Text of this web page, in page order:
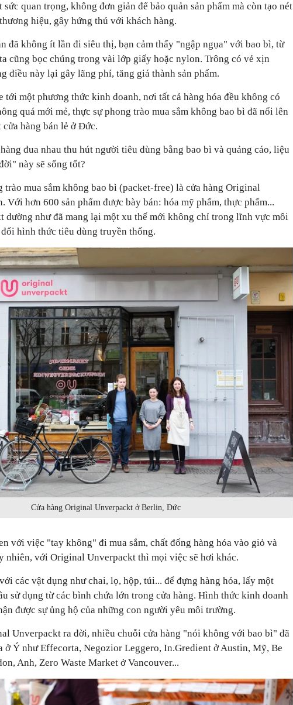
quan trọng, không đơn giản để bảo quản sản phẩm mà còn tạo nét
hiệu, gây hứng thú với khách hàng.
đã không ít lần đi siêu thị, bạn cảm thấy "ngập ngụa" với bao bì, từ
cũng bọc chúng trong vài lớp giấy hoặc nylon. Trông có vẻ xịn
điều này lại gây lãng phí, tăng giá thành sản phẩm.
tới một phương thức kinh doanh, nơi tất cả hàng hóa đều không có
quá mới mẻ, thực sự phong trào mua sắm không bao bì đã nổi lên
hàng bán lẻ ở Đức.
đua nhau thu hút người tiêu dùng bằng bao bì và quảng cáo, liệu
này sẽ sống tốt?
trào mua sắm không bao bì (packet-free) là cửa hàng Original
Với hơn 600 sản phẩm được bày bán: hóa mỹ phẩm, thực phẩm...
dường như đã mang lại một xu thế mới không chỉ trong lĩnh vực môi
hình thức tiêu dùng truyền thống.
Cửa hàng Original Unverpackt ở Berlin, Đức
với việc "tay không" đi mua sắm, chất đống hàng hóa vào giỏ và
nhiên, với Original Unverpackt thì mọi việc sẽ hơi khác.
các vật dụng như chai, lọ, hộp, túi... để đựng hàng hóa, lấy một
sử dụng từ các bình chứa lớn trong cửa hàng. Hình thức kinh doanh
được sự ủng hộ của những con người yêu môi trường.
Unverpackt ra đời, nhiều chuỗi cửa hàng "nói không với bao bì" đã
ở Ý như Effecorta, Negozior Leggero, In.Gredient ở Austin, Mỹ, Be
Anh, Zero Waste Market ở Vancouver...